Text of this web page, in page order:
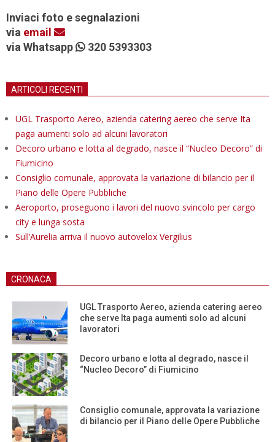
Inviaci foto e segnalazioni
via email
via Whatsapp
320 5393303
ARTICOLI RECENTI
UGL Trasporto Aereo, azienda catering aereo che serve Ita
paga aumenti solo ad alcuni lavoratori
Decoro urbano e lotta al degrado, nasce il “Nucleo Decoro” di
Fiumicino
Consiglio comunale, approvata la variazione di bilancio per il
Piano delle Opere Pubbliche
Aeroporto, proseguono i lavori del nuovo svincolo per cargo
city e lunga sosta
Sull’Aurelia arriva il nuovo autovelox Vergilius
CRONACA
UGL Trasporto Aereo, azienda catering aereo
che serve Ita paga aumenti solo ad alcuni
lavoratori
Decoro urbano e lotta al degrado, nasce il
“Nucleo Decoro” di Fiumicino
Consiglio comunale, approvata la variazione
di bilancio per il Piano delle Opere Pubbliche